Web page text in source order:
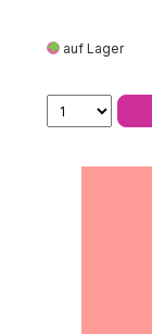
auf Lager